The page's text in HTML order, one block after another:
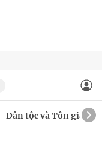
Dân tộc và Tôn giáo